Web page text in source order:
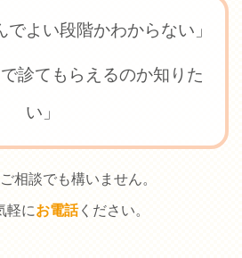
でよい段階かわからない」
で診てもらえるのか知りた
い」
相談でも構いません。
軽にお電話ください。